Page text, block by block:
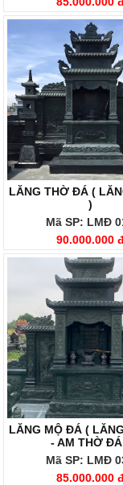
LĂNG THỜ ĐÁ (
)
Mã SP: LMĐ
90.000.000
LĂNG MỘ ĐÁ (
- AM THỜ
Mã SP: LMĐ
85.000.000